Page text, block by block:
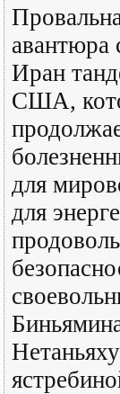
авантюра
Иран
США,
для
для